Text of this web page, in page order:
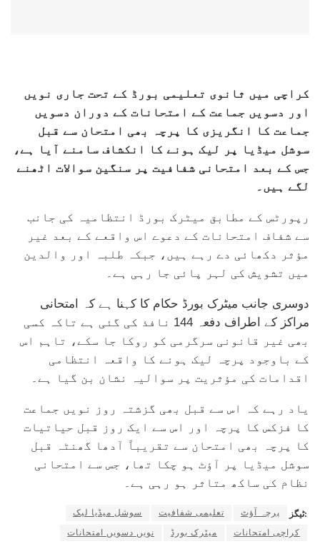
کراچی میں ثانوی تعلیمی بورڈ کے تحت جاری نویں
اور دسویں جماعت کے امتحانات کے دوران دسویں
جماعت کا انگریزی کا پرچہ بھی امتحان سے قبل
سوشل میڈیا پر لیک ہونے کا انکشاف سامنے آیا ہے،
جس کے بعد امتحانی شفافیت پر سنگین سوالات اٹھنے
لگے ہیں۔
رپورٹس کے مطابق میٹرک بورڈ انتظامیہ کی جانب
سے شفاف امتحانات کے دعوے اس واقعے کے بعد غیر
مؤثر دکھائی دے رہے ہیں، جبکہ طلبہ اور والدین
میں تشویش کی لہر پائی جا رہی ہے۔
دوسری جانب میٹرک بورڈ حکام کا کہنا ہے کہ امتحانی
مراکز کے اطراف دفعہ 144 نافذ کی گئی ہے تاکہ کسی
بھی غیر قانونی سرگرمی کو روکا جا سکے، تاہم اس
کے باوجود پرچہ لیک ہونے کا واقعہ انتظامی
اقدامات کی مؤثریت پر سوالیہ نشان بن گیا ہے۔
یاد رہے کہ اس سے قبل بھی گزشتہ روز نویں جماعت
کا فزکس کا پرچہ اور اس سے ایک روز قبل حیاتیات
کا پرچہ بھی امتحان سے تقریباً آدھا گھنٹہ قبل
سوشل میڈیا پر آؤٹ ہو چکا تھا، جس سے امتحانی
نظام کی ساکھ متاثر ہو رہی ہے۔
ٹیگز: پرچہ آؤٹ تعلیمی شفافیت
سوشل میڈیا لیک
کراچی امتحانات
میٹرک بورڈ نویں دسویں امتحانات